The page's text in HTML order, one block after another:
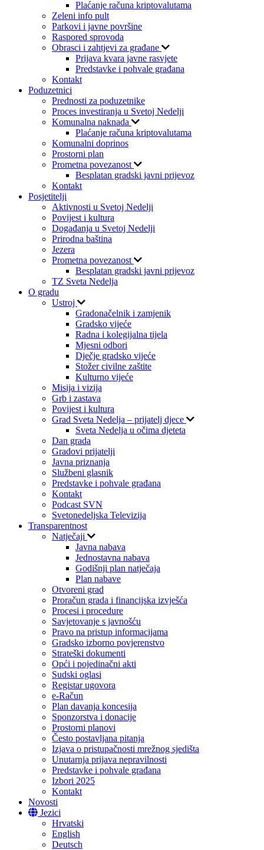
Plaćanje računa kriptovalutama
Zeleni info pult
Parkovi i javne površine
Raspored sprovoda
Obrasci i zahtjevi za građane
Prijava kvara javne rasvjete
Predstavke i pohvale građana
Kontakt
Poduzetnici
Prednosti za poduzetnike
Proces investiranja u Svetoj Nedelji
Komunalna naknada
Plaćanje računa kriptovalutama
Komunalni doprinos
Prostorni plan
Prometna povezanost
Besplatan gradski javni prijevoz
Kontakt
Posjetitelji
Aktivnosti u Svetoj Nedelji
Povijest i kultura
Događanja u Svetoj Nedelji
Prirodna baština
Jezera
Prometna povezanost
Besplatan gradski javni prijevoz
TZ Sveta Nedelja
O gradu
Ustroj
Gradonačelnik i zamjenik
Gradsko vijeće
Radna i kolegijalna tijela
Mjesni odbori
Dječje gradsko vijeće
Stožer civilne zaštite
Kulturno vijeće
Misija i vizija
Grb i zastava
Povijest i kultura
Grad Sveta Nedelja – prijatelj djece
Sveta Nedelja u očima djeteta
Dan grada
Gradovi prijatelji
Javna priznanja
Službeni glasnik
Predstavke i pohvale građana
Kontakt
Podcast SVN
Svetonedeljska Televizija
Transparentnost
Natječaji
Javna nabava
Jednostavna nabava
Godišnji plan natječaja
Plan nabave
Otvoreni grad
Proračun grada i financijska izvješća
Procesi i procedure
Savjetovanje s javnošću
Pravo na pristup informacijama
Gradsko izborno povjerenstvo
Strateški dokumenti
Opći i pojedinačni akti
Sudski oglasi
Registar ugovora
e-Račun
Plan davanja koncesija
Sponzorstva i donacije
Prostorni planovi
Često postavljana pitanja
Izjava o pristupačnosti mrežnog sjedišta
Unutarnja prijava nepravilnosti
Predstavke i pohvale građana
Izbori 2025
Kontakt
Novosti
Jezici
Hrvatski
English
Deutsch